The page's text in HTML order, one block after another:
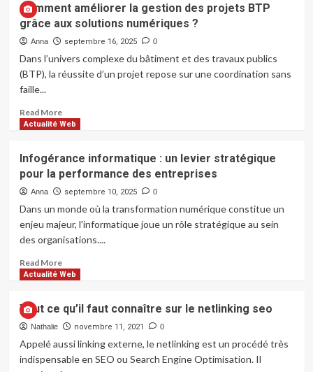
améliorer
le
temps
de
téléchargement
de
?
Comment améliorer la gestion des projets BTP
grâce aux solutions numériques ?
Anna septembre 16, 2025 0
Dans l’univers complexe du bâtiment et des travaux publics
(BTP), la réussite d’un projet repose sur une coordination sans
faille...
Read MoreRead
more
améliorer
la
gestion
BTP
grâce
solutions
numériques
Actualité Web
Infogérance informatique : un levier stratégique
pour la performance des entreprises
Anna septembre 10, 2025 0
Dans un monde où la transformation numérique constitue un
enjeu majeur, l'informatique joue un rôle stratégique au sein
des organisations....
Read MoreRead
more
informatique
:
un
levier
Actualité Web
Tout ce qu’il faut connaître sur le netlinking seo
Nathalie novembre 11, 2021 0
Appelé aussi linking externe, le netlinking est un procédé très
indispensable en SEO ou Search Engine Optimisation. Il